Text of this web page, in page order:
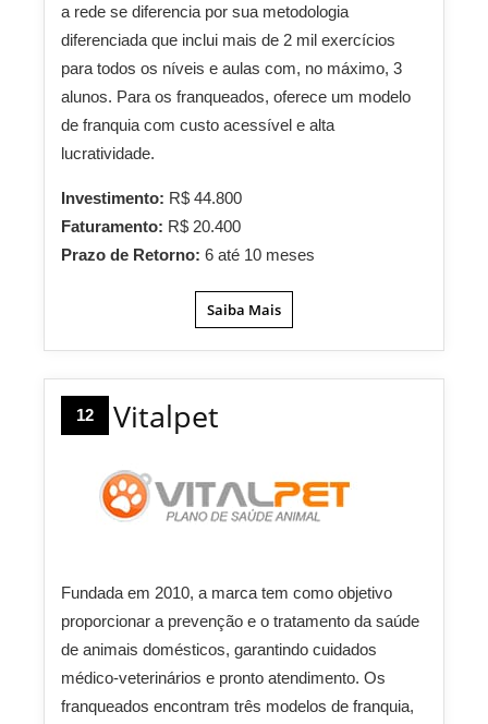
a rede se diferencia por sua metodologia
diferenciada que inclui mais de 2 mil exercícios
para todos os níveis e aulas com, no máximo, 3
alunos. Para os franqueados, oferece um modelo
de franquia com custo acessível e alta
lucratividade.
Investimento: R$ 44.800
Faturamento: R$ 20.400
Prazo de Retorno: 6 até 10 meses
Saiba Mais
12 Vitalpet
Fundada em 2010, a marca tem como objetivo
proporcionar a prevenção e o tratamento da saúde
de animais domésticos, garantindo cuidados
médico-veterinários e pronto atendimento. Os
franqueados encontram três modelos de franquia,